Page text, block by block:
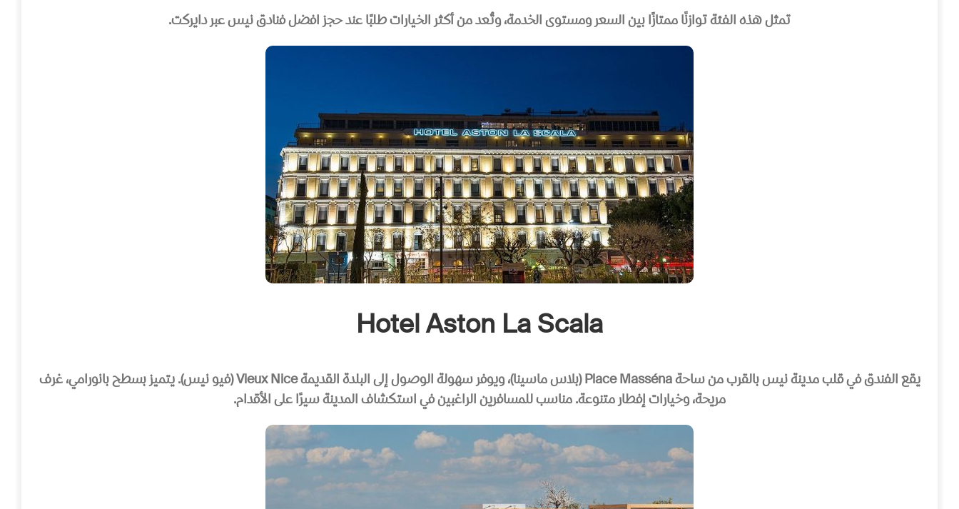
تمثل هذه الفئة توازنًا ممتازًا بين السعر ومستوى الخدمة، وتُعد من أكثر الخيارات طلبًا عند حجزافضل فنادق نيسعبر دايركت.
Hotel Aston La Scala
يقع الفندق في قلب مدينة نيس بالقرب من ساحةPlace Masséna(بلاس ماسينا)، ويوفر سهولة الوصول إلى البلدة القديمةVieux Nice(فيو نيس). يتميز بسطح بانورامي، غرف
مريحة، وخيارات إفطار متنوعة. مناسب للمسافرين الراغبين في استكشاف المدينة سيرًا على الأقدام.